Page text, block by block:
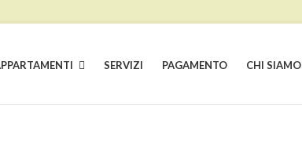
SERVIZI PAGAMENTO CHI SIAMO